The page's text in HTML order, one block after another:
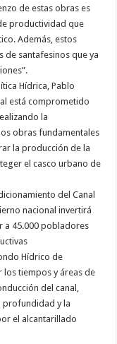
de estas obras es
productividad que
Además, estos
de santafesinos que ya
Hídrica, Pablo
está comprometido
la
obras fundamentales
la producción de la
el casco urbano de
del Canal
nacional invertirá
a 45.000 pobladores
Hídrico de
tiempos y áreas de
del canal,
profundidad y la
el alcantarillado